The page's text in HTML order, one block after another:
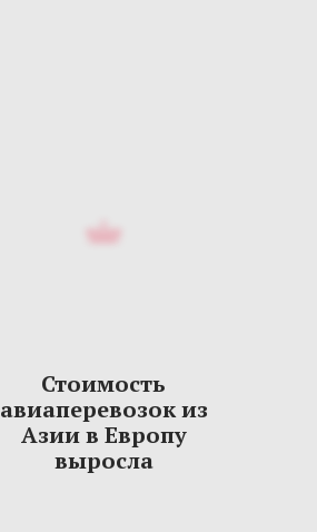
Стоимость
авиаперевозок из
Азии в Европу
выросла